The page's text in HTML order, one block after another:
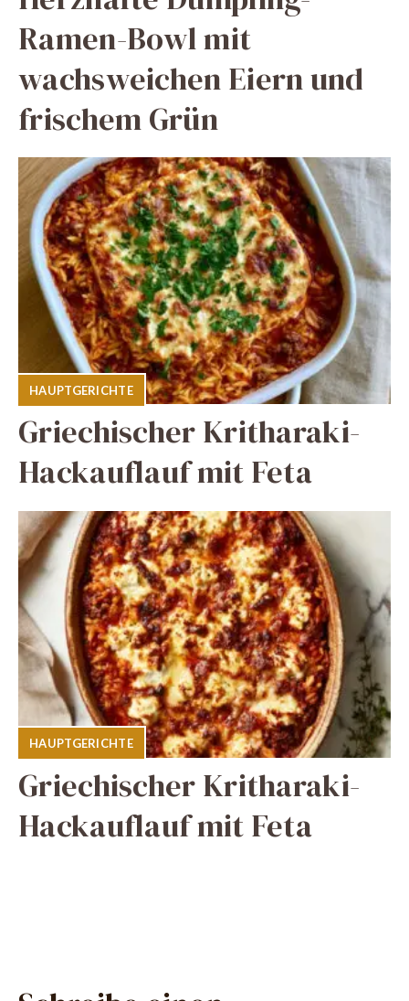
Ramen-Bowl mit
wachsweichen Eiern und
frischem Grün
HAUPTGERICHTE
Griechischer Kritharaki-
Hackauflauf mit Feta
HAUPTGERICHTE
Griechischer Kritharaki-
Hackauflauf mit Feta